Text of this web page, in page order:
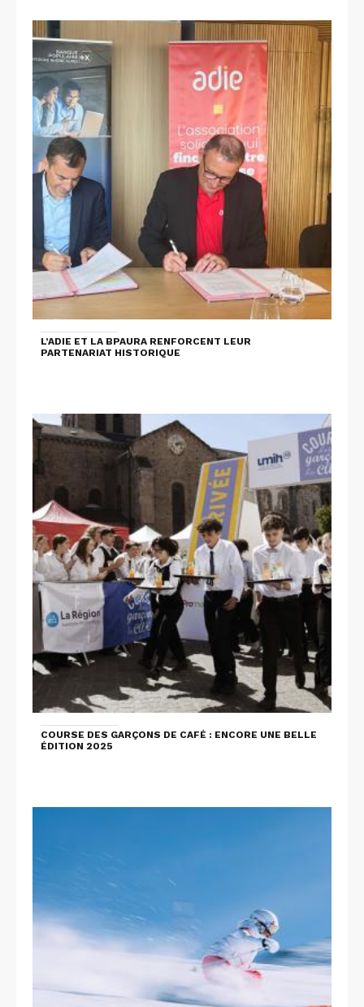
L’ADIE ET LA BPAURA RENFORCENT LEUR
PARTENARIAT HISTORIQUE
COURSE DES GARÇONS DE CAFÉ : ENCORE UNE BELLE
ÉDITION 2025